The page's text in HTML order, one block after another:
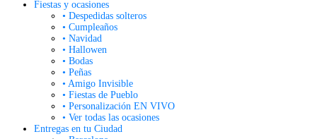
Fiestas y ocasiones
• Despedidas solteros
• Cumpleaños
• Navidad
• Hallowen
• Bodas
• Peñas
• Amigo Invisible
• Fiestas de Pueblo
• Personalización EN VIVO
• Ver todas las ocasiones
Entregas en tu Ciudad